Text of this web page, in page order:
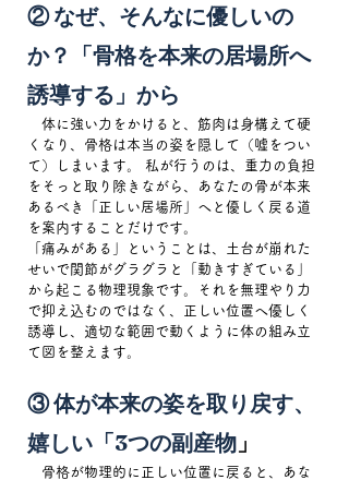
② なぜ、そんなに優しいの
か？「骨格を本来の居場所へ
誘導する」から
体に強い力をかけると、筋肉は身構えて硬
くなり、骨格は本当の姿を隠して（嘘をつい
て）しまいます。 私が行うのは、重力の負担
をそっと取り除きながら、あなたの骨が本来
あるべき「正しい居場所」へと優しく戻る道
を案内することだけです。
「痛みがある」ということは、土台が崩れた
せいで関節がグラグラと「動きすぎている」
から起こる物理現象です。それを無理やり力
で抑え込むのではなく、正しい位置へ優しく
誘導し、適切な範囲で動くように体の組み立
て図を整えます。
③ 体が本来の姿を取り戻す、
嬉しい「3つの副産物 」
骨格が物理的に正しい位置に戻ると、あな